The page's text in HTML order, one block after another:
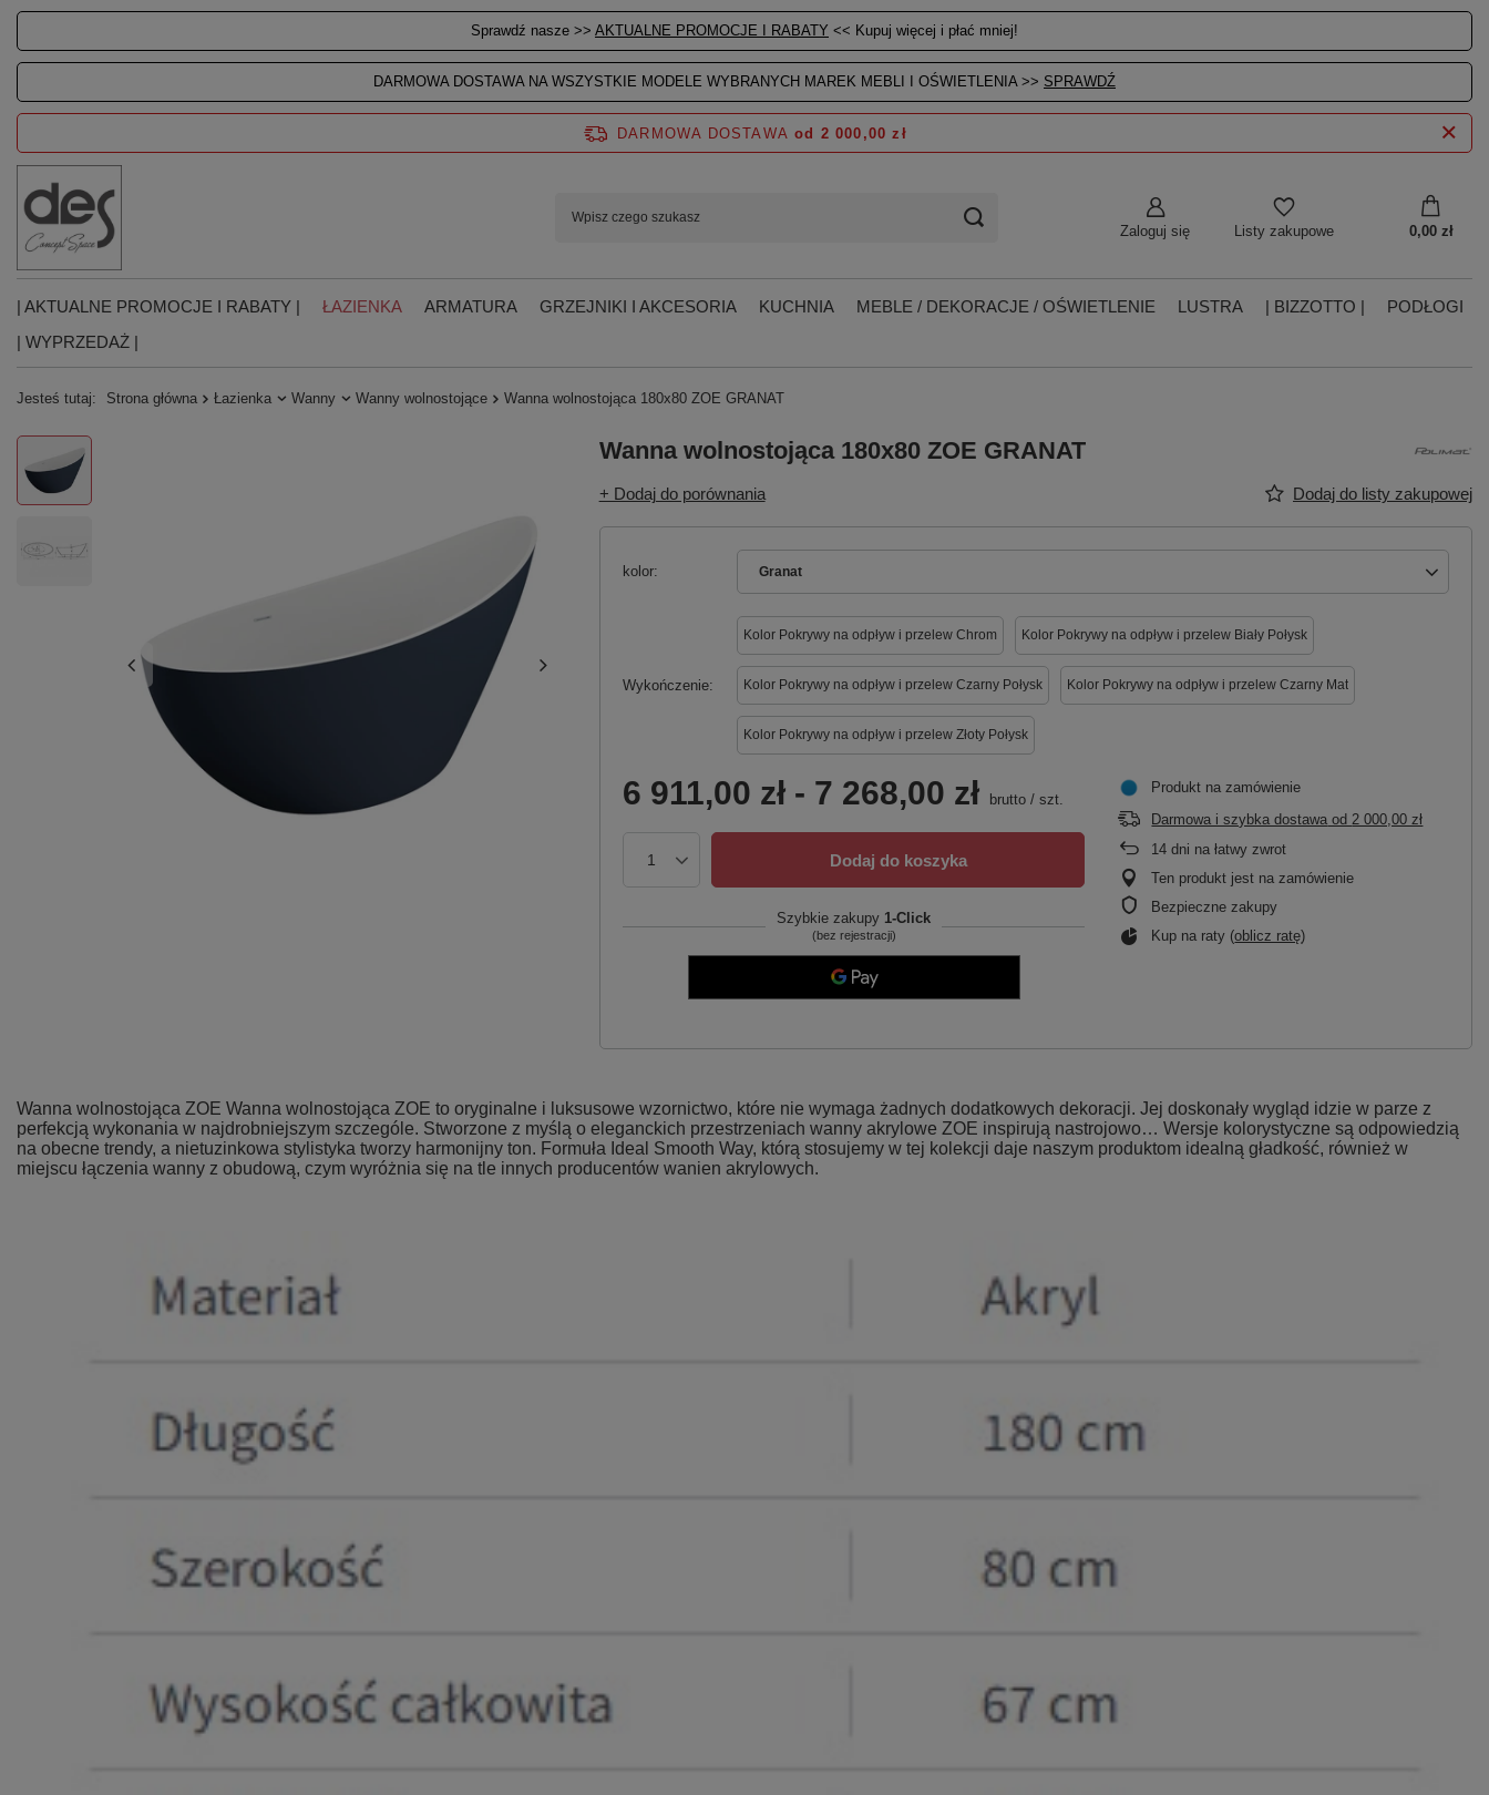
Sprawdź nasze >> AKTUALNE PROMOCJE I RABATY << Kupuj więcej i płać mniej!
DARMOWA DOSTAWA NA WSZYSTKIE MODELE WYBRANYCH MAREK MEBLI I OŚWIETLENIA >> SPRAWDŹ
Zaloguj się Listy zakupowe 0,00 zł
DARMOWA DOSTAWA od 2 000,00 zł
| AKTUALNE PROMOCJE I RABATY | ŁAZIENKA ARMATURA GRZEJNIKI I AKCESORIA KUCHNIA MEBLE / DEKORACJE / OŚWIETLENIE LUSTRA | BIZZOTTO |
PODŁOGI
| WYPRZEDAŻ |
Jesteś tutaj: Strona główna Łazienka Wanny Wanny wolnostojące Wanna wolnostojąca 180x80 ZOE GRANAT
Wanna wolnostojąca 180x80 ZOE GRANAT
+ Dodaj do porównania Dodaj do listy zakupowej
kolor Granat
Wykończenie
Kolor Pokrywy na odpływ i przelew Chrom Kolor Pokrywy na odpływ i przelew Biały Połysk
Kolor Pokrywy na odpływ i przelew Czarny Połysk Kolor Pokrywy na odpływ i przelew Czarny Mat
Kolor Pokrywy na odpływ i przelew Złoty Połysk
6 911,00 zł- 7 268,00 zł brutto/ szt.
Dodaj do koszyka
Szybkie zakupy 1-Click
(bez rejestracji)
Produkt na zamówienie
Darmowa i szybka dostawa od2 000,00 zł
14 dni na łatwy zwrot
Ten produkt jest na zamówienie
Bezpieczne zakupy
Kup na raty (oblicz ratę)
Wanna wolnostojąca ZOE Wanna wolnostojąca ZOE to oryginalne i luksusowe wzornictwo, które nie wymaga żadnych dodatkowych dekoracji. Jej doskonały wygląd idzie w parze z
perfekcją wykonania w najdrobniejszym szczególe. Stworzone z myślą o eleganckich przestrzeniach wanny akrylowe ZOE inspirują nastrojowo… Wersje kolorystyczne są odpowiedzią
na obecne trendy, a nietuzinkowa stylistyka tworzy harmonijny ton. Formuła Ideal Smooth Way, którą stosujemy w tej kolekcji daje naszym produktom idealną gładkość, również w
miejscu łączenia wanny z obudową, czym wyróżnia się na tle innych producentów wanien akrylowych.